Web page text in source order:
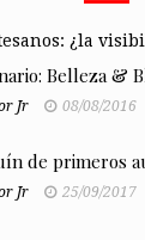
¿la
Belleza &
Jr 08/08/2016
de primeros
Jr 25/09/2017